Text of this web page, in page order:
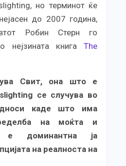
но терминот ќе
до 2007 година,
Робин Стерн го
нејзината книга The
Свит, она што е
се случува во
каде што има
на моќта и
е доминантна ја
на реалноста на